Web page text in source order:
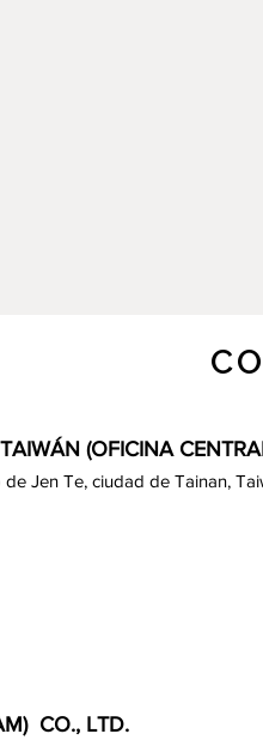
(OFICINA
de Jen Te, ciudad de Tainan,
CO., LTD.